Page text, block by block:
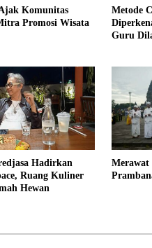
Komunitas
Promosi Wisata
Metode
Guru
Hadirkan
Ruang Kuliner
Hewan